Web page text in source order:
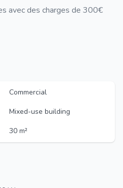
avec des charges de 300€
Commercial
Mixed-use building
30 m²